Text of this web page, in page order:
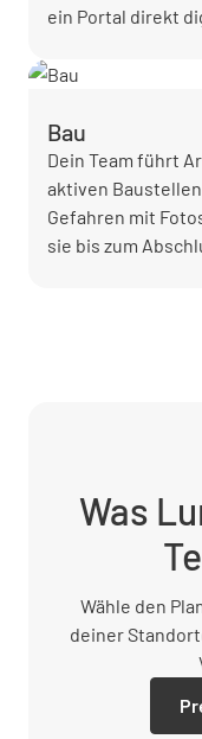
ein Portal direkt
Bau
Dein Team führt
aktiven
Gefahren mit
sie bis zum
Was
Wähle den
deiner